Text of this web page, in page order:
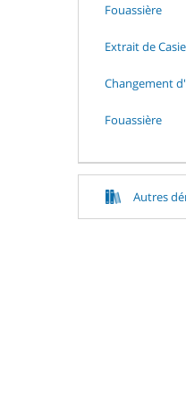
Fouassière
Extrait de
Changement
Fouassière
Autres